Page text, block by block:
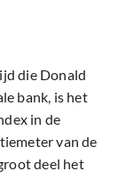
die Donald
bank, is het
in de
van de
deel het